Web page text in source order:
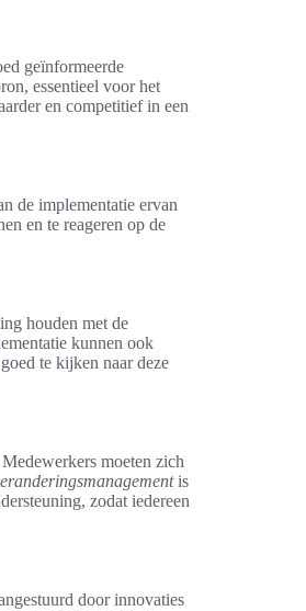
geïnformeerde
essentieel voor het
en competitief in een
de implementatie ervan
en te reageren op de
houden met de
kunnen ook
te kijken naar deze
moeten zich
is
zodat iedereen
door innovaties